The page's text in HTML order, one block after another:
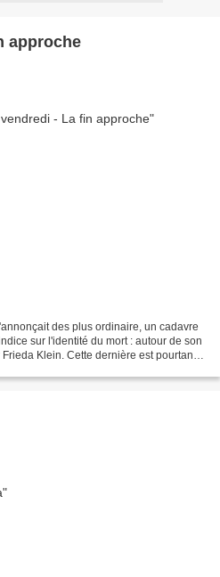
approche
des plus ordinaire, un cadavre
sur l'identité du mort : autour de son
Klein. Cette dernière est pourtant